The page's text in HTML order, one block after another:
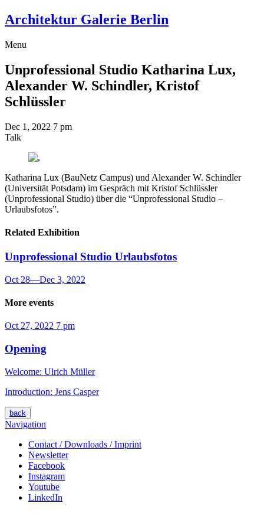
Architektur Galerie Berlin
Menu
Unprofessional Studio Katharina Lux,
Alexander W. Schindler, Kristof
Schlüssler
Dec 1, 2022 7 pm
Talk
Katharina Lux (BauNetz Campus) und Alexander W. Schindler
(Universität Potsdam) im Gespräch mit Kristof Schlüssler
(Unprofessional Studio) über die “Unprofessional Studio –
Urlaubsfotos”.
Related Exhibition
Unprofessional Studio Urlaubsfotos
Oct 28—Dec 3, 2022
More events
Oct 27, 2022 7 pm
Opening
Welcome: Ulrich Müller
Introduction: Jens Casper
back
Navigation
Contact / Downloads / Imprint
Newsletter
Facebook
Instagram
Youtube
LinkedIn